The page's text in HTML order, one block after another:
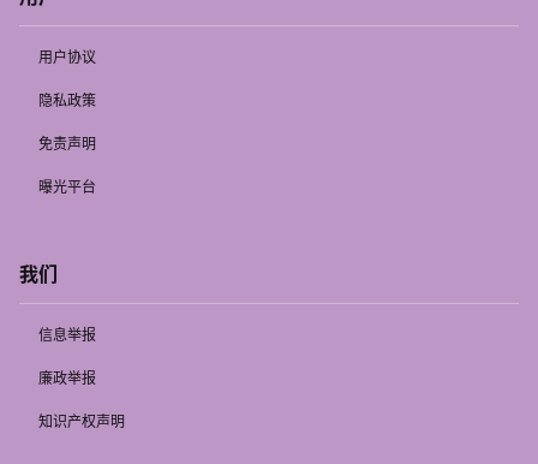
用户协议
隐私政策
免责声明
曝光平台
我们
信息举报
廉政举报
知识产权声明